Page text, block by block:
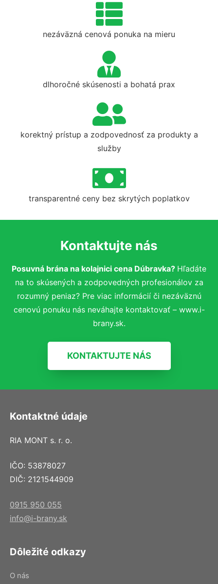
nezáväzná cenová ponuka na mieru
dlhoročné skúsenosti a bohatá prax
korektný prístup a zodpovednosť za produkty a
služby
transparentné ceny bez skrytých poplatkov
Kontaktujte nás
Posuvná brána na kolajnici cena Dúbravka? Hľadáte
na to skúsených a zodpovedných profesionálov za
rozumný peniaz? Pre viac informácií či nezáväznú
cenovú ponuku nás neváhajte kontaktovať – www.i-
brany.sk.
KONTAKTUJTE NÁS
Kontaktné údaje
RIA MONT s. r. o.
IČO: 53878027
DIČ: 2121544909
0915 950 055
info@i-brany.sk
Dôležité odkazy
O nás